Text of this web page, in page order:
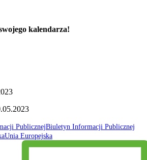
kalendarza!
Biuletyn Informacji Publicznej
Unia Europejska